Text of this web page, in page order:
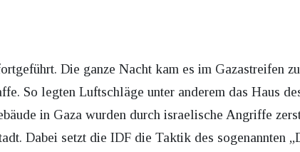
Die ganze Nacht kam es im Gazastreifen
So legten Luftschläge unter anderem das Haus
in Gaza wurden durch israelische Angriffe
Dabei setzt die IDF die Taktik des sogenannten